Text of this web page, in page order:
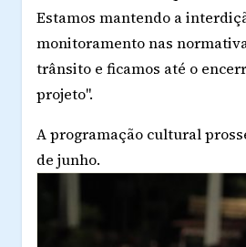
Estamos mantendo a
monitoramento nas
trânsito e ficamos até o
projeto".
A programação cultural
de junho.